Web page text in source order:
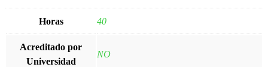
Horas 40
Acreditado por
Universidad
NO